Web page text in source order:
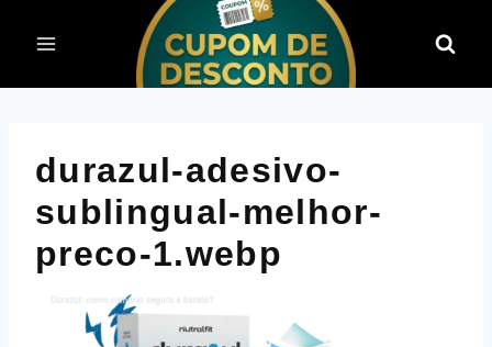
para
o
durazul-adesivo-
sublingual-melhor-
preco-1.webp